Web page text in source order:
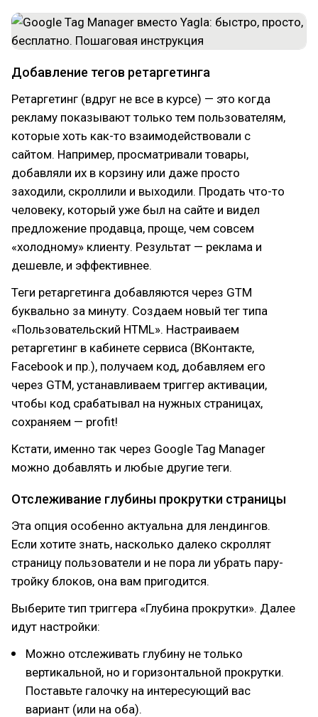
Добавление тегов ретаргетинга
Ретаргетинг (вдруг не все в курсе) — это когда
рекламу показывают только тем пользователям,
которые хоть как-то взаимодействовали с
сайтом. Например, просматривали товары,
добавляли их в корзину или даже просто
заходили, скроллили и выходили. Продать что-то
человеку, который уже был на сайте и видел
предложение продавца, проще, чем совсем
«холодному» клиенту. Результат — реклама и
дешевле, и эффективнее.
Теги ретаргетинга добавляются через GTM
буквально за минуту. Создаем новый тег типа
«Пользовательский HTML». Настраиваем
ретаргетинг в кабинете сервиса (ВКонтакте,
Facebook и пр.), получаем код, добавляем его
через GTM, устанавливаем триггер активации,
чтобы код срабатывал на нужных страницах,
сохраняем — profit!
Кстати, именно так через Google Tag Manager
можно добавлять и любые другие теги.
Отслеживание глубины прокрутки страницы
Эта опция особенно актуальна для лендингов.
Если хотите знать, насколько далеко скроллят
страницу пользователи и не пора ли убрать пару-
тройку блоков, она вам пригодится.
Выберите тип триггера «Глубина прокрутки». Далее
идут настройки:
Можно отслеживать глубину не только
вертикальной, но и горизонтальной прокрутки.
Поставьте галочку на интересующий вас
вариант (или на оба).